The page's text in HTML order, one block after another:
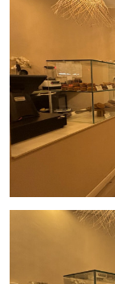
2 aseos
Condiciones del
Precio de
Alquiler
Puntos destacados
Ubicación
Alta
Local
continuar la
Negocio